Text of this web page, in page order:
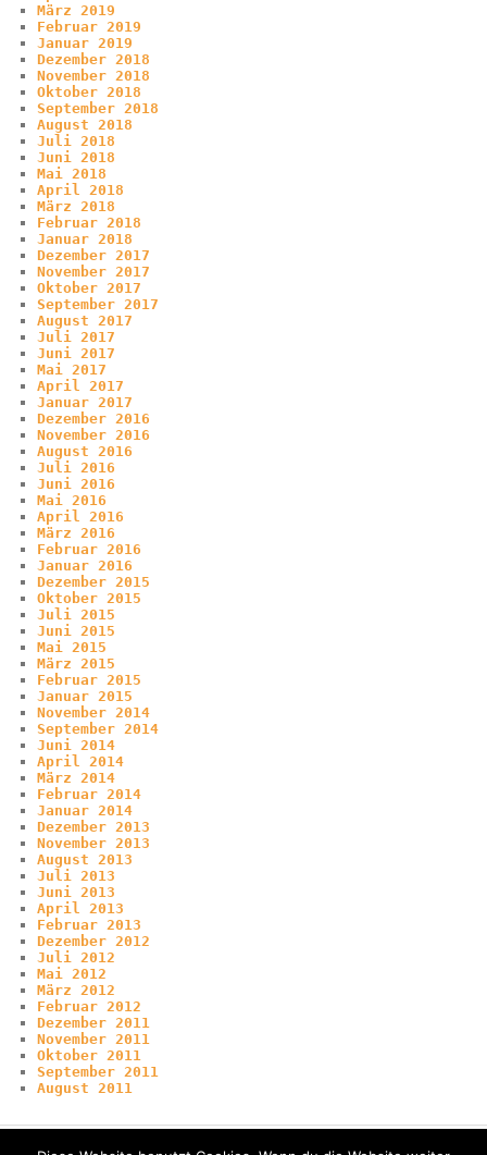
März 2019
Februar 2019
Januar 2019
Dezember 2018
November 2018
Oktober 2018
September 2018
August 2018
Juli 2018
Juni 2018
Mai 2018
April 2018
März 2018
Februar 2018
Januar 2018
Dezember 2017
November 2017
Oktober 2017
September 2017
August 2017
Juli 2017
Juni 2017
Mai 2017
April 2017
Januar 2017
Dezember 2016
November 2016
August 2016
Juli 2016
Juni 2016
Mai 2016
April 2016
März 2016
Februar 2016
Januar 2016
Dezember 2015
Oktober 2015
Juli 2015
Juni 2015
Mai 2015
März 2015
Februar 2015
Januar 2015
November 2014
September 2014
Juni 2014
April 2014
März 2014
Februar 2014
Januar 2014
Dezember 2013
November 2013
August 2013
Juli 2013
Juni 2013
April 2013
Februar 2013
Dezember 2012
Juli 2012
Mai 2012
März 2012
Februar 2012
Dezember 2011
November 2011
Oktober 2011
September 2011
August 2011